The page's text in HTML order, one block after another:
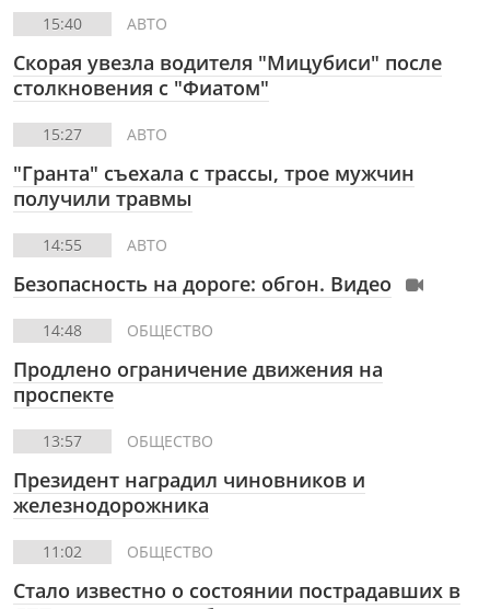
15:40 АВТО
Скорая увезла водителя "Мицубиси" после
столкновения с "Фиатом"
15:27 АВТО
"Гранта" съехала с трассы, трое мужчин
получили травмы
14:55 АВТО
Безопасность на дороге: обгон. Видео
14:48 ОБЩЕСТВО
Продлено ограничение движения на
проспекте
13:57 ОБЩЕСТВО
Президент наградил чиновников и
железнодорожника
11:02 ОБЩЕСТВО
Стало известно о состоянии пострадавших в